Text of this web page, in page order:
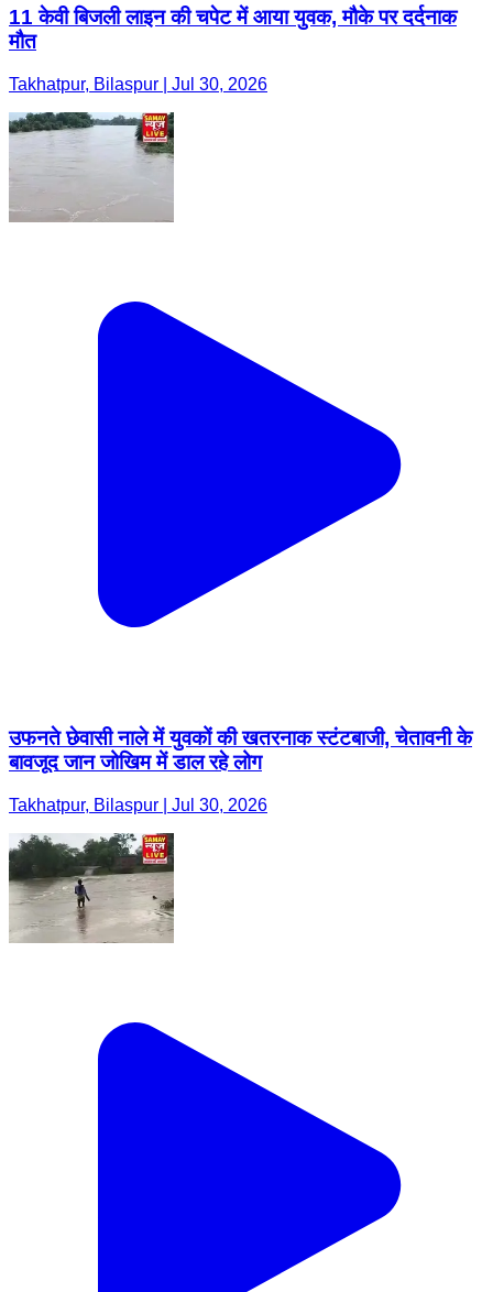
11 केवी बिजली लाइन की चपेट में आया युवक, मौके पर दर्दनाक
मौत
Takhatpur, Bilaspur | Jul 30, 2026
उफनते छेवासी नाले में युवकों की खतरनाक स्टंटबाजी, चेतावनी के
बावजूद जान जोखिम में डाल रहे लोग
Takhatpur, Bilaspur | Jul 30, 2026